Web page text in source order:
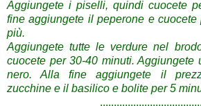
Aggiungete i piselli, quindi cuocete
fine aggiungete il peperone e
più.
Aggiungete tutte le verdure nel
cuocete per 30-40 minuti.Aggiungete
nero.Alla fine aggiungete il
zucchine e il basilico e bolite per 5